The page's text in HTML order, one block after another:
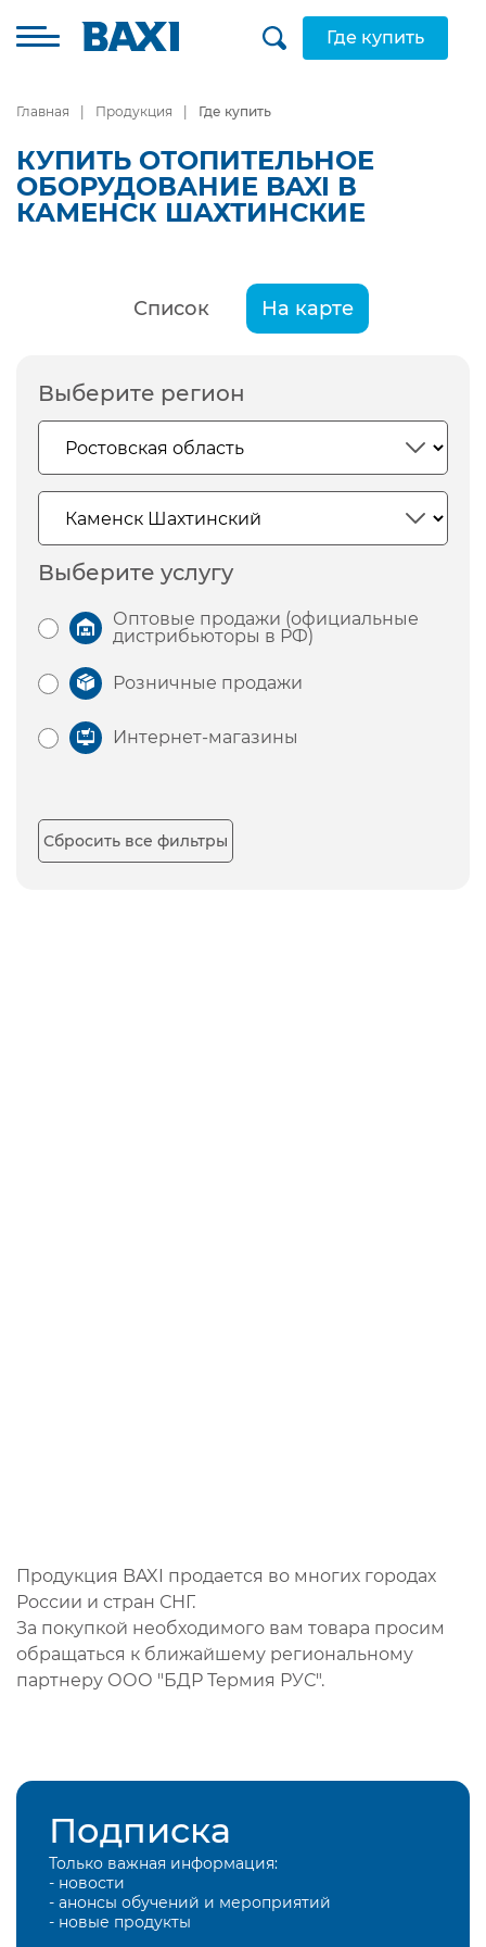
Где купить
Главная Продукция Где купить
КУПИТЬ ОТОПИТЕЛЬНОЕ
ОБОРУДОВАНИЕ BAXI В
КАМЕНСК ШАХТИНСКИЕ
Список На карте
Выберите регион
Выберите услугу
Оптовые продажи (официальные
дистрибьюторы в РФ)
Розничные продажи
Интернет-магазины
Сбросить все фильтры
Продукция BAXI продается во многих городах
России и стран СНГ.
За покупкой необходимого вам товара просим
обращаться к ближайшему региональному
партнеру ООО "БДР Термия РУС".
Подписка
Только важная информация:
- новости
- анонсы обучений и мероприятий
- новые продукты